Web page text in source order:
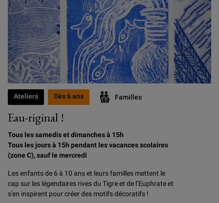
Eau-riginal !
Ateliers Dès 6 ans Familles
Tous les samedis et dimanches à 15h
Tous les jours à 15h pendant les vacances scolaires
(zone C), sauf le mercredi
Les enfants de 6 à 10 ans et leurs familles mettent le
cap sur les légendaires rives du Tigre et de l’Euphrate et
s'en inspirent pour créer des motifs décoratifs !